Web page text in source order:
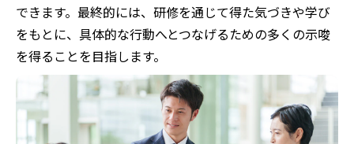
できます。最終的には、研修を通じて得た気づきや学び
をもとに、具体的な行動へとつなげるための多くの示唆
を得ることを目指します。